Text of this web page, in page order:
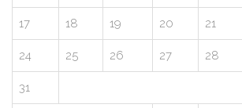
17 18 19 20 21
24 25 26 27 28
31